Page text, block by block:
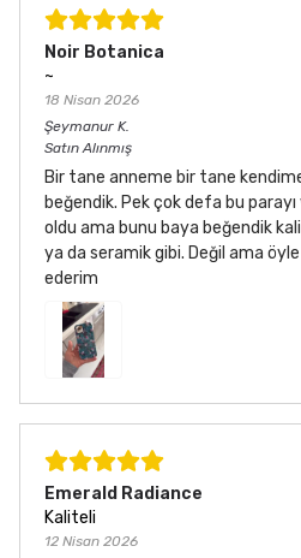
Noir Botanica
~
18 Nisan 2026
Şeymanur K.
Satın Alınmış
Bir tane anneme bir tane
beğendik. Pek çok defa bu
oldu ama bunu baya beğendik
ya da seramik gibi. Değil ama
ederim
Emerald Radiance
Kaliteli
12 Nisan 2026